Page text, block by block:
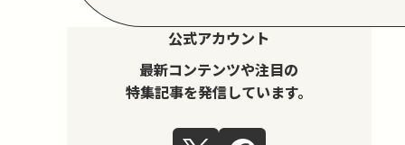
公式アカウント
最新コンテンツや注目の
特集記事を発信しています。